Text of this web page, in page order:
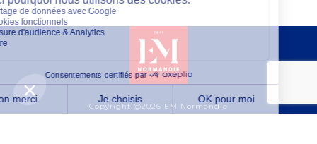
Copyright @2026 EM Normandie